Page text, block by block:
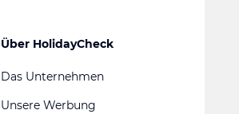
Über HolidayCheck
Das Unternehmen
Unsere Werbung